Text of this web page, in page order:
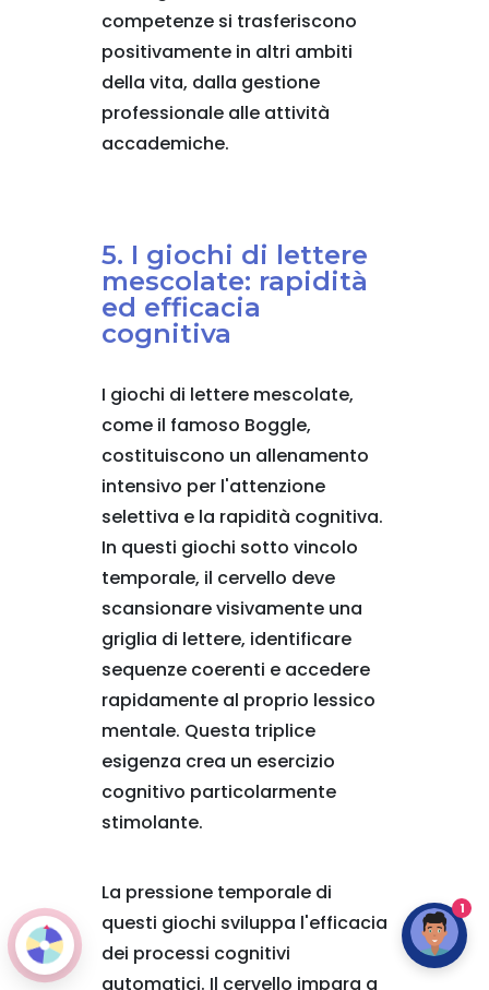
competenze si trasferiscono
positivamente in altri ambiti
della vita, dalla gestione
professionale alle attività
accademiche.
5. I giochi di lettere
mescolate: rapidità
ed efficacia
cognitiva
I giochi di lettere mescolate,
come il famoso Boggle,
costituiscono un allenamento
intensivo per l'attenzione
selettiva e la rapidità cognitiva.
In questi giochi sotto vincolo
temporale, il cervello deve
scansionare visivamente una
griglia di lettere, identificare
sequenze coerenti e accedere
rapidamente al proprio lessico
mentale. Questa triplice
esigenza crea un esercizio
cognitivo particolarmente
stimolante.
La pressione temporale di
questi giochi sviluppa l'efficacia
dei processi cognitivi
automatici. Il cervello impara a
1